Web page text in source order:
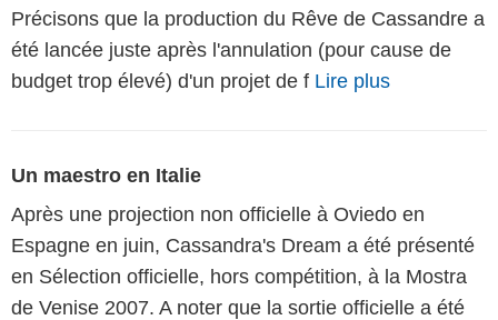
Précisons que la production du Rêve de Cassandre a
été lancée juste après l'annulation (pour cause de
budget trop élevé) d'un projet de f Lire plus
Un maestro en Italie
Après une projection non officielle à Oviedo en
Espagne en juin, Cassandra's Dream a été présenté
en Sélection officielle, hors compétition, à la Mostra
de Venise 2007. A noter que la sortie officielle a été